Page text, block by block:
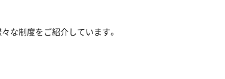
な制度をご紹介しています。